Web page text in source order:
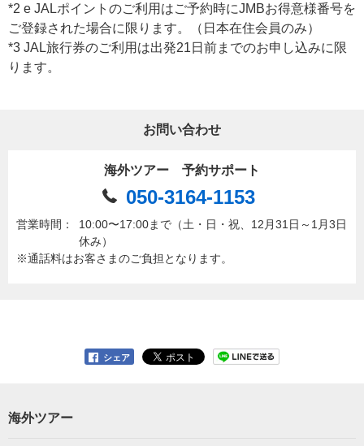
*2 e JALポイントのご利用はご予約時にJMBお得意様番号を
ご登録された場合に限ります。（日本在住会員のみ）
*3 JAL旅行券のご利用は出発21日前までのお申し込みに限
ります。
お問い合わせ
海外ツアー 予約サポート
050-3164-1153
営業時間：
10:00〜17:00まで（土・日・祝、12月31日～1月3日
休み）
※通話料はお客さまのご負担となります。
シェア
海外ツアー